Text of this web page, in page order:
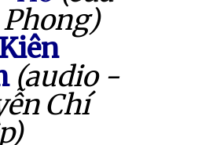
(audio -
Chí